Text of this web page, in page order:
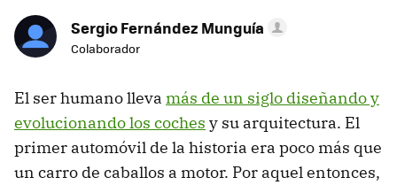
Sergio Fernández Munguía
Colaborador
El ser humano lleva más de un siglo diseñando y
evolucionando los coches y su arquitectura. El
primer automóvil de la historia era poco más que
un carro de caballos a motor. Por aquel entonces,